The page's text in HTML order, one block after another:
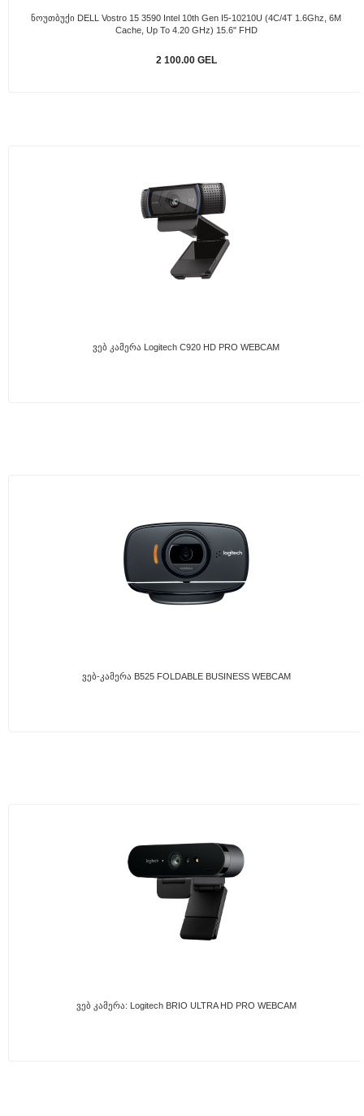
Ნოუთბუქი DELL Vostro 15 3590 Intel 10th Gen I5-10210U (4C/4T 1.6Ghz, 6M
Cache, Up To 4.20 GHz) 15.6" FHD
2 100.00 GEL
Ვებ Კამერა Logitech C920 HD PRO WEBCAM
Ვებ-Კამერა B525 FOLDABLE BUSINESS WEBCAM
Ვებ Კამერა: Logitech BRIO ULTRA HD PRO WEBCAM